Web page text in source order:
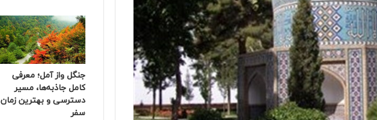
جنگل واز آمل؛ معرفی
کامل جاذبه‌ها، مسیر
دسترسی و بهترین زمان
سفر